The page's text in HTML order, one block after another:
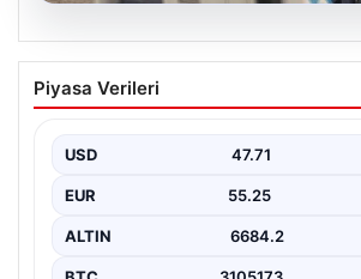
Aziz Yıldırım’dan Çarpıcı
Hamlesi: Savcılığa Suç
Fenerbahçe Başkanı Aziz Yıldırım, son
ve…
Piyasa Verileri
USD 47.71
EUR 55.25
ALTIN 6684.2